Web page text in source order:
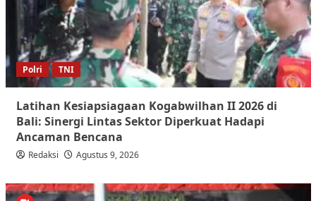
Polri TNI
Latihan Kesiapsiagaan Kogabwilhan II 2026 di
Bali: Sinergi Lintas Sektor Diperkuat Hadapi
Ancaman Bencana
Redaksi Agustus 9, 2026